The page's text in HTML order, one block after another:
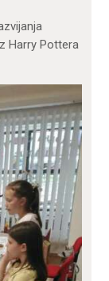
Harry Pottera